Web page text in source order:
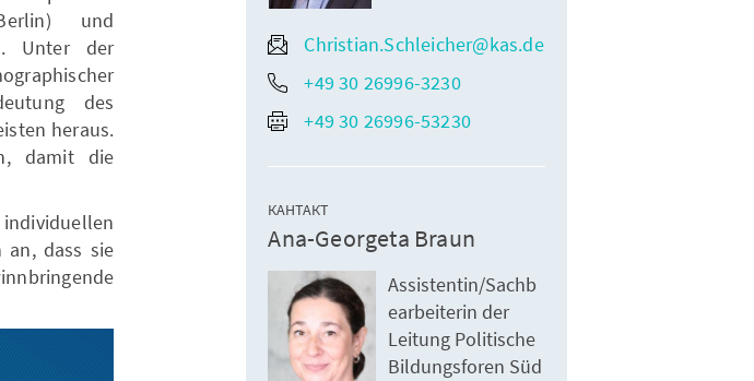
und
Unter der
des
heraus.
damit die
an, dass sie
Christian.Schleicher@kas.de
+49 30 26996-3230
+49 30 26996-53230
КАНТАКТ
Ana-Georgeta Braun
Assistentin/Sachb
earbeiterin der
Leitung Politische
Bildungsforen Süd